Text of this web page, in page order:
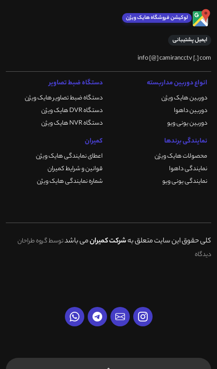
لوکیشن فروشگاه هایک ویژن
ایمیل پشتیبانی
info [@] camirancctv [.] com
انواع دوربین مداربسته
دوربین هایک ویژن
دوربین داهوا
دوربین یونی ویو
دستگاه ضبط تصاویر
دستگاه ضبط تصاویر هایک ویژن
دستگاه DVR هایک ویژن
دستگاه NVR هایک ویژن
نمایندگی برندها
محصولات هایک ویژن
نمایندگی داهوا
نمایندگی یونی ویو
کمیران
اعطای نمایندگی هایک ویژن
قوانین و شرایط کمیران
شماره نمایندگی هایک ویژن
کلی حقوق این سایت متعلق بهشرکت کمیرانمی باشدتوسط گروه طراحان
دیدگاه